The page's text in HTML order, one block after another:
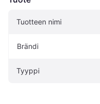
Tuotteen nimi
Brändi
Tyyppi